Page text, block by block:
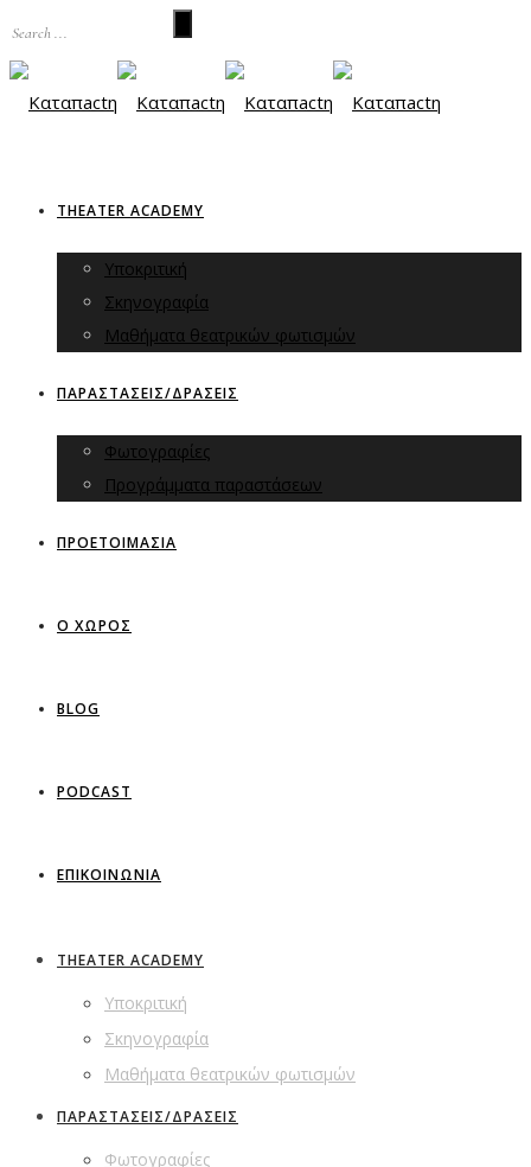
THEATER ACADEMY
Υποκριτική
Σκηνογραφία
Μαθήματα θεατρικών φωτισμών
ΠΑΡΑΣΤΑΣΕΙΣ/ΔΡΑΣΕΙΣ
Φωτογραφίες
Προγράμματα παραστάσεων
ΠΡΟΕΤΟΙΜΑΣΙΑ
Ο ΧΩΡΟΣ
BLOG
PODCAST
ΕΠΙΚΟΙΝΩΝΙΑ
THEATER ACADEMY
Υποκριτική
Σκηνογραφία
Μαθήματα θεατρικών φωτισμών
ΠΑΡΑΣΤΑΣΕΙΣ/ΔΡΑΣΕΙΣ
Φωτογραφίες